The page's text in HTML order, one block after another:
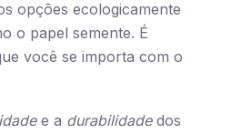
opções ecologicamente
o papel semente. É
você se importa com o
e a durabilidadedos